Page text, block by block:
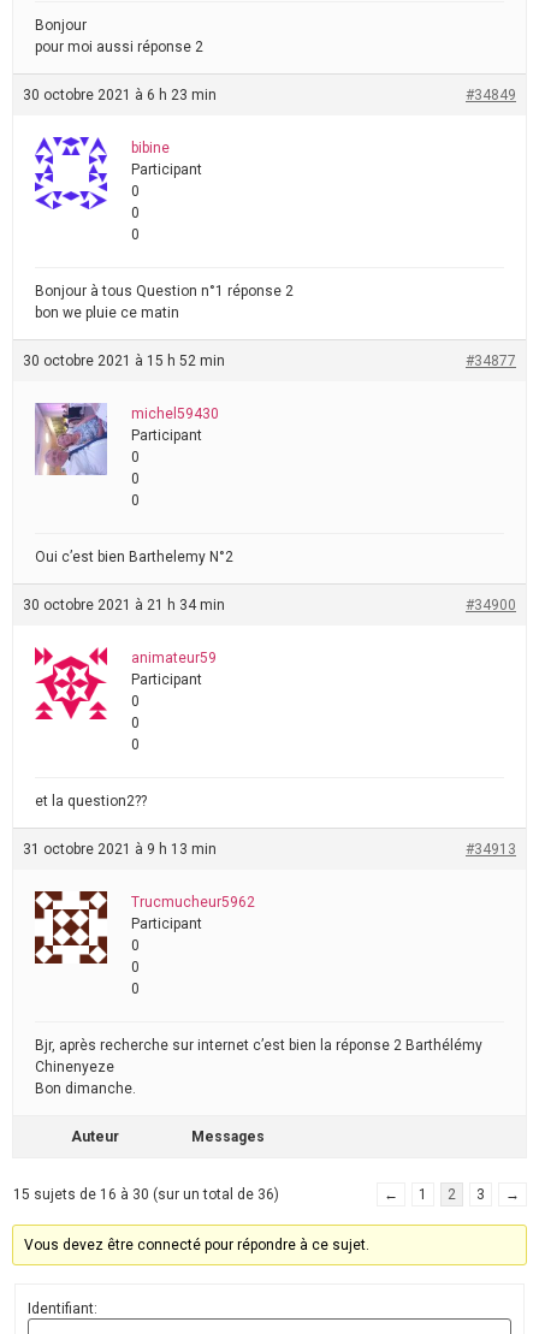
Bonjour
pour moi aussi réponse 2
30 octobre 2021 à 6 h 23 min #34849
bibine
Participant
0
0
0
Bonjour à tous Question n°1 réponse 2
bon we pluie ce matin
30 octobre 2021 à 15 h 52 min #34877
michel59430
Participant
0
0
0
Oui c’est bien Barthelemy N°2
30 octobre 2021 à 21 h 34 min #34900
animateur59
Participant
0
0
0
et la question2??
31 octobre 2021 à 9 h 13 min #34913
Trucmucheur5962
Participant
0
0
0
Bjr, après recherche sur internet c’est bien la réponse 2 Barthélémy
Chinenyeze
Bon dimanche.
Auteur Messages
15 sujets de 16 à 30 (sur un total de 36) ← 1 2 3 →
Vous devez être connecté pour répondre à ce sujet.
Identifiant: